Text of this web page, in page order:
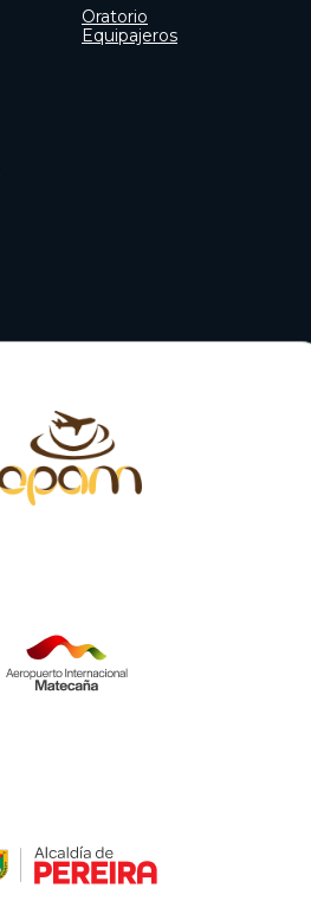
Oratorio
Equipajeros